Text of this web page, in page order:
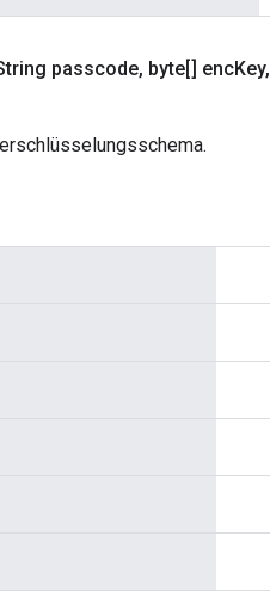
passcode, byte[] encKey,